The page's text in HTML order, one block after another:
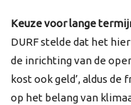
Keuze voor lange
DURF stelde dat het
de inrichting van de
kost ook geld’, aldus
op het belang van